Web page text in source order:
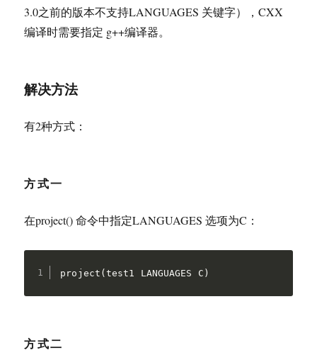
3.0之前的版本不支持LANGUAGES 关键字），CXX
编译时需要指定 g++编译器。
解决方法
有2种方式：
方式一
在project() 命令中指定LANGUAGES 选项为C：
project(test1 LANGUAGES C)
方式二